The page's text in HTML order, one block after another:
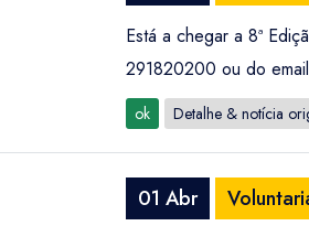
Está a chegar a 8ª
291820200 ou do email
ok Detalhe & notícia
01 Abr